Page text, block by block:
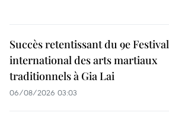
Succès retentissant du 9e Festival
international des arts martiaux
traditionnels à Gia Lai
06/08/2026 03:03